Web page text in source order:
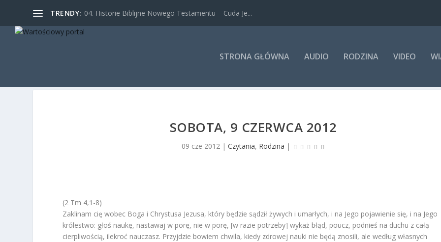
TRENDY: 04. Historie Biblijne Nowego Testamentu – Cuda Je...
STRONA GŁÓWNA AUDIO RODZINA VIDEO
SOBOTA, 9 CZERWCA 2012
09 cze 2012 |Czytania, Rodzina |
(2 Tm 4,1-8)
Zaklinam cię wobec Boga i Chrystusa Jezusa, który będzie sądził żywych i umarłych, i na Jego pojawienie się, i na Jego
królestwo: głoś naukę, nastawaj w porę, nie w porę, [w razie potrzeby] wykaż błąd, poucz, podnieś na duchu z całą
cierpliwością, ilekroć nauczasz. Przyjdzie bowiem chwila, kiedy zdrowej nauki nie będą znosili, ale według własnych